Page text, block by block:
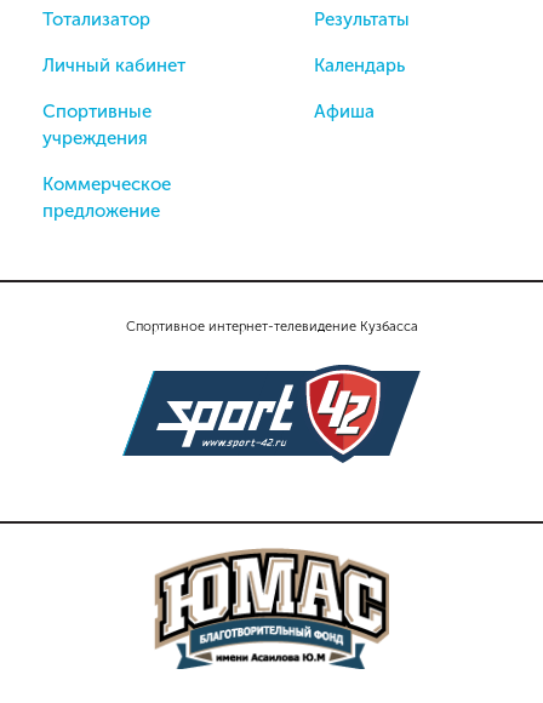
Спортивное интернет-телевидение Кузбасса
Тотализатор
Личный кабинет
Спортивные
учреждения
Коммерческое
предложение
Результаты
Календарь
Афиша